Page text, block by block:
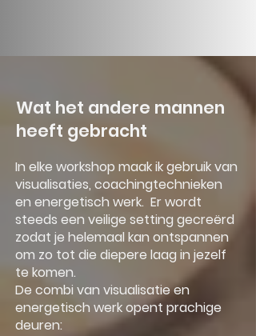
Wat het andere mannen
heeft gebracht
In elke workshop maak ik gebruik van
visualisaties, coachingtechnieken
en energetisch werk. Er wordt
steeds een veilige setting gecreërd
zodat je helemaal kan ontspannen
om zo tot die diepere laag in jezelf
te komen.
De combi van visualisatie en
energetisch werk opent prachige
deuren: